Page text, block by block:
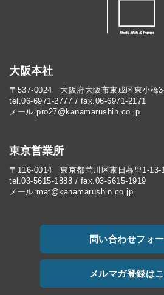
大阪本社
〒537-0024 大阪府大阪市東成区東小橋
tel.06-6971-2777 / fax.06-6971-2171
メール:pro27@kanamarushin.co.jp​
東京営業所
〒116-0014 東京都荒川区東日暮里1-13-
tel.03-5615-1888 / fax.03-5615-1919
メール:mat@kanamarushin.co.jp
問い合わせフォ
メルマガ登録は